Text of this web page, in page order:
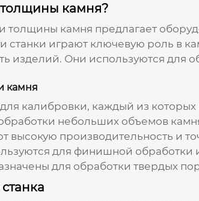
толщины камня?
толщины камня предлагает
станки играют ключевую роль в
изделий. Они используются для
камня
калибровки, каждый из
небольших объемов
высокую производительность и
для финишной обработки
для обработки твердых